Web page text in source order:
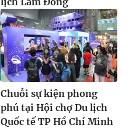
Chuỗi sự kiện phong
phú tại Hội chợ Du lịch
Quốc tế TP Hồ Chí Minh